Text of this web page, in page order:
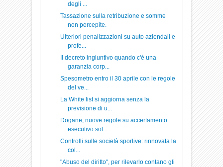
degli ...
Tassazione sulla retribuzione e somme
non percepite.
Ulteriori penalizzazioni su auto aziendali e
profe...
Il decreto ingiuntivo quando c'è una
garanzia corp...
Spesometro entro il 30 aprile con le regole
del ve...
La White list si aggiorna senza la
previsione di u...
Dogane, nuove regole su accertamento
esecutivo sol...
Controlli sulle società sportive: rinnovata la
col...
"Abuso del diritto", per rilevarlo contano gli